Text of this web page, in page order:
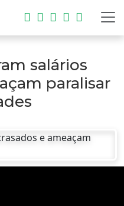
salários
paralisar